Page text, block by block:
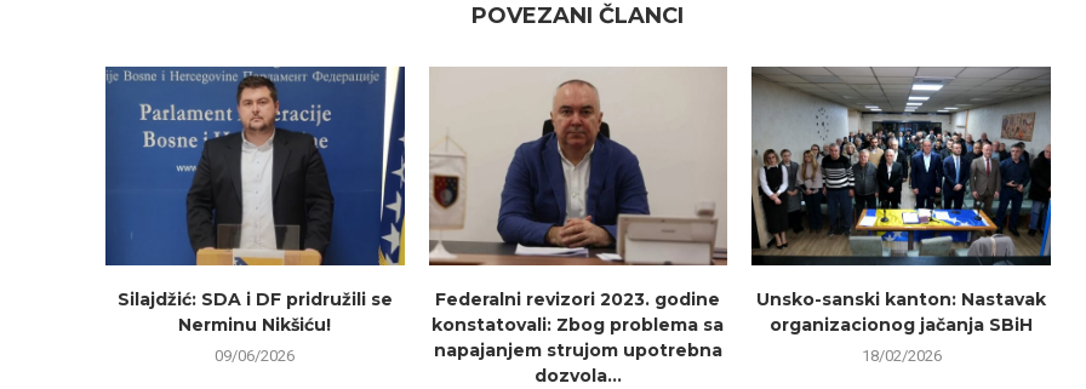
POVEZANI ČLANCI
Silajdžić: SDA i DF pridružili se
Nerminu Nikšiću!
09/06/2026
Federalni revizori 2023. godine
konstatovali: Zbog problema sa
napajanjem strujom upotrebna
dozvola...
Unsko-sanski kanton: Nastavak
organizacionog jačanja SBiH
18/02/2026